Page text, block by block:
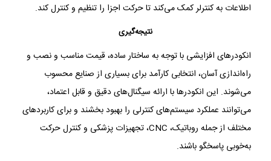
اطلاعات به کنترلر کمک می‌کند تا حرکت اجزا را تنظیم و کنترل کند.
نتیجه‌گیری
انکودرهای افزایشی با توجه به ساختار ساده، قیمت مناسب و نصب و
راه‌اندازی آسان، انتخابی کارآمد برای بسیاری از صنایع محسوب
می‌شوند. این انکودرها با ارائه سیگنال‌های دقیق و قابل اعتماد،
می‌توانند عملکرد سیستم‌های کنترلی را بهبود بخشند و برای کاربردهای
مختلف از جمله روباتیک، CNC، تجهیزات پزشکی و کنترل حرکت
به‌خوبی پاسخگو باشند.